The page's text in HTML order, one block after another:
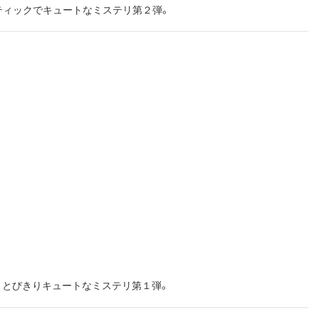
クでキュートなミステリ第２弾。
びきりキュートなミステリ第１弾。